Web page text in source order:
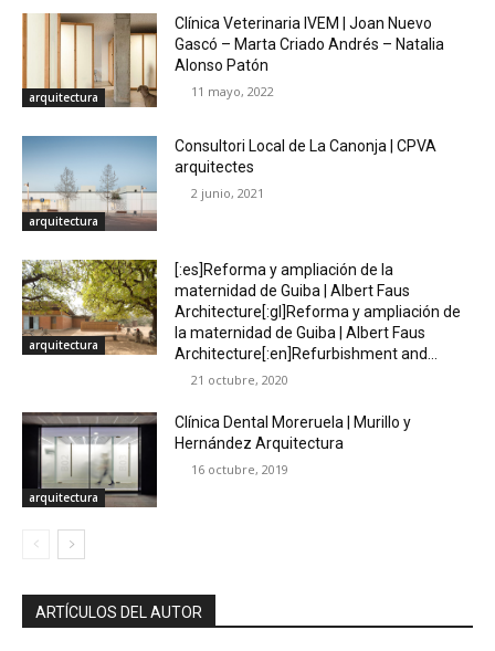
arquitectura
Clínica Veterinaria IVEM | Joan Nuevo
Gascó – Marta Criado Andrés – Natalia
Alonso Patón
11 mayo, 2022
arquitectura
Consultori Local de La Canonja | CPVA
arquitectes
2 junio, 2021
arquitectura
[:es]Reforma y ampliación de la
maternidad de Guiba | Albert Faus
Architecture[:gl]Reforma y ampliación de
la maternidad de Guiba | Albert Faus
Architecture[:en]Refurbishment and...
21 octubre, 2020
arquitectura
Clínica Dental Moreruela | Murillo y
Hernández Arquitectura
16 octubre, 2019
ARTÍCULOS DEL AUTOR